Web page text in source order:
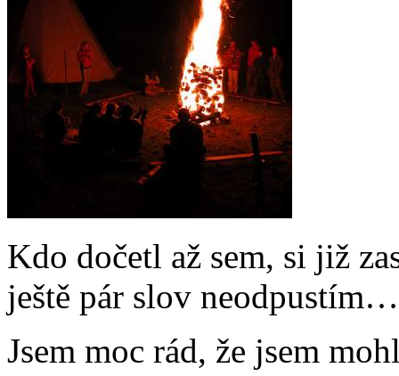
Kdo dočetl až sem, si již
ještě pár slov
Jsem moc rád, že jsem